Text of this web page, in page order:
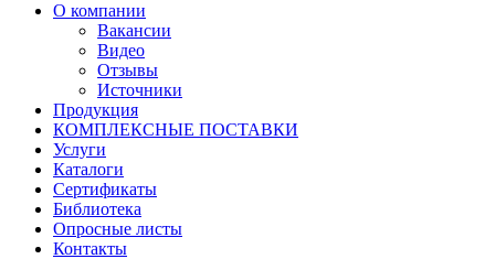
О компании
Вакансии
Видео
Отзывы
Источники
Продукция
КОМПЛЕКСНЫЕ ПОСТАВКИ
Услуги
Каталоги
Сертификаты
Библиотека
Опросные листы
Контакты